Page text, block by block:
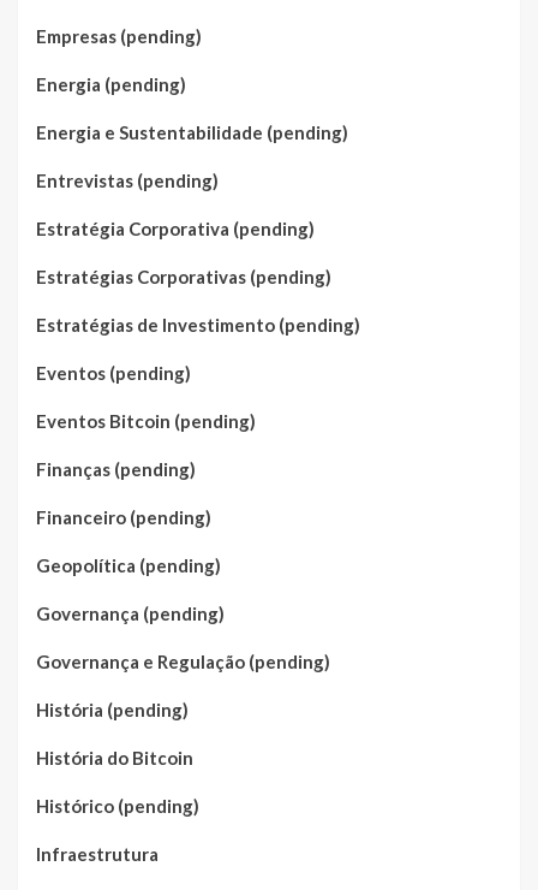
Empresas (pending)
Energia (pending)
Energia e Sustentabilidade (pending)
Entrevistas (pending)
Estratégia Corporativa (pending)
Estratégias Corporativas (pending)
Estratégias de Investimento (pending)
Eventos (pending)
Eventos Bitcoin (pending)
Finanças (pending)
Financeiro (pending)
Geopolítica (pending)
Governança (pending)
Governança e Regulação (pending)
História (pending)
História do Bitcoin
Histórico (pending)
Infraestrutura